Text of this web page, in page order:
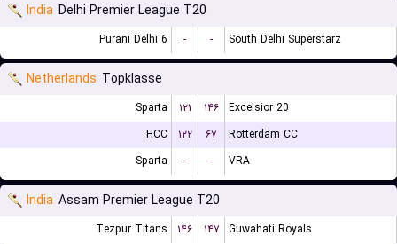
India Delhi Premier League T20
Purani Delhi 6 - - South Delhi Superstarz
Netherlands Topklasse
Sparta ۱۲۱ ۱۴۶ Excelsior 20
HCC
۱۲۲ ۶۷
Rotterdam CC
Sparta
- - VRA
India Assam Premier League T20
Tezpur Titans ۱۴۶ ۱۴۷ Guwahati Royals